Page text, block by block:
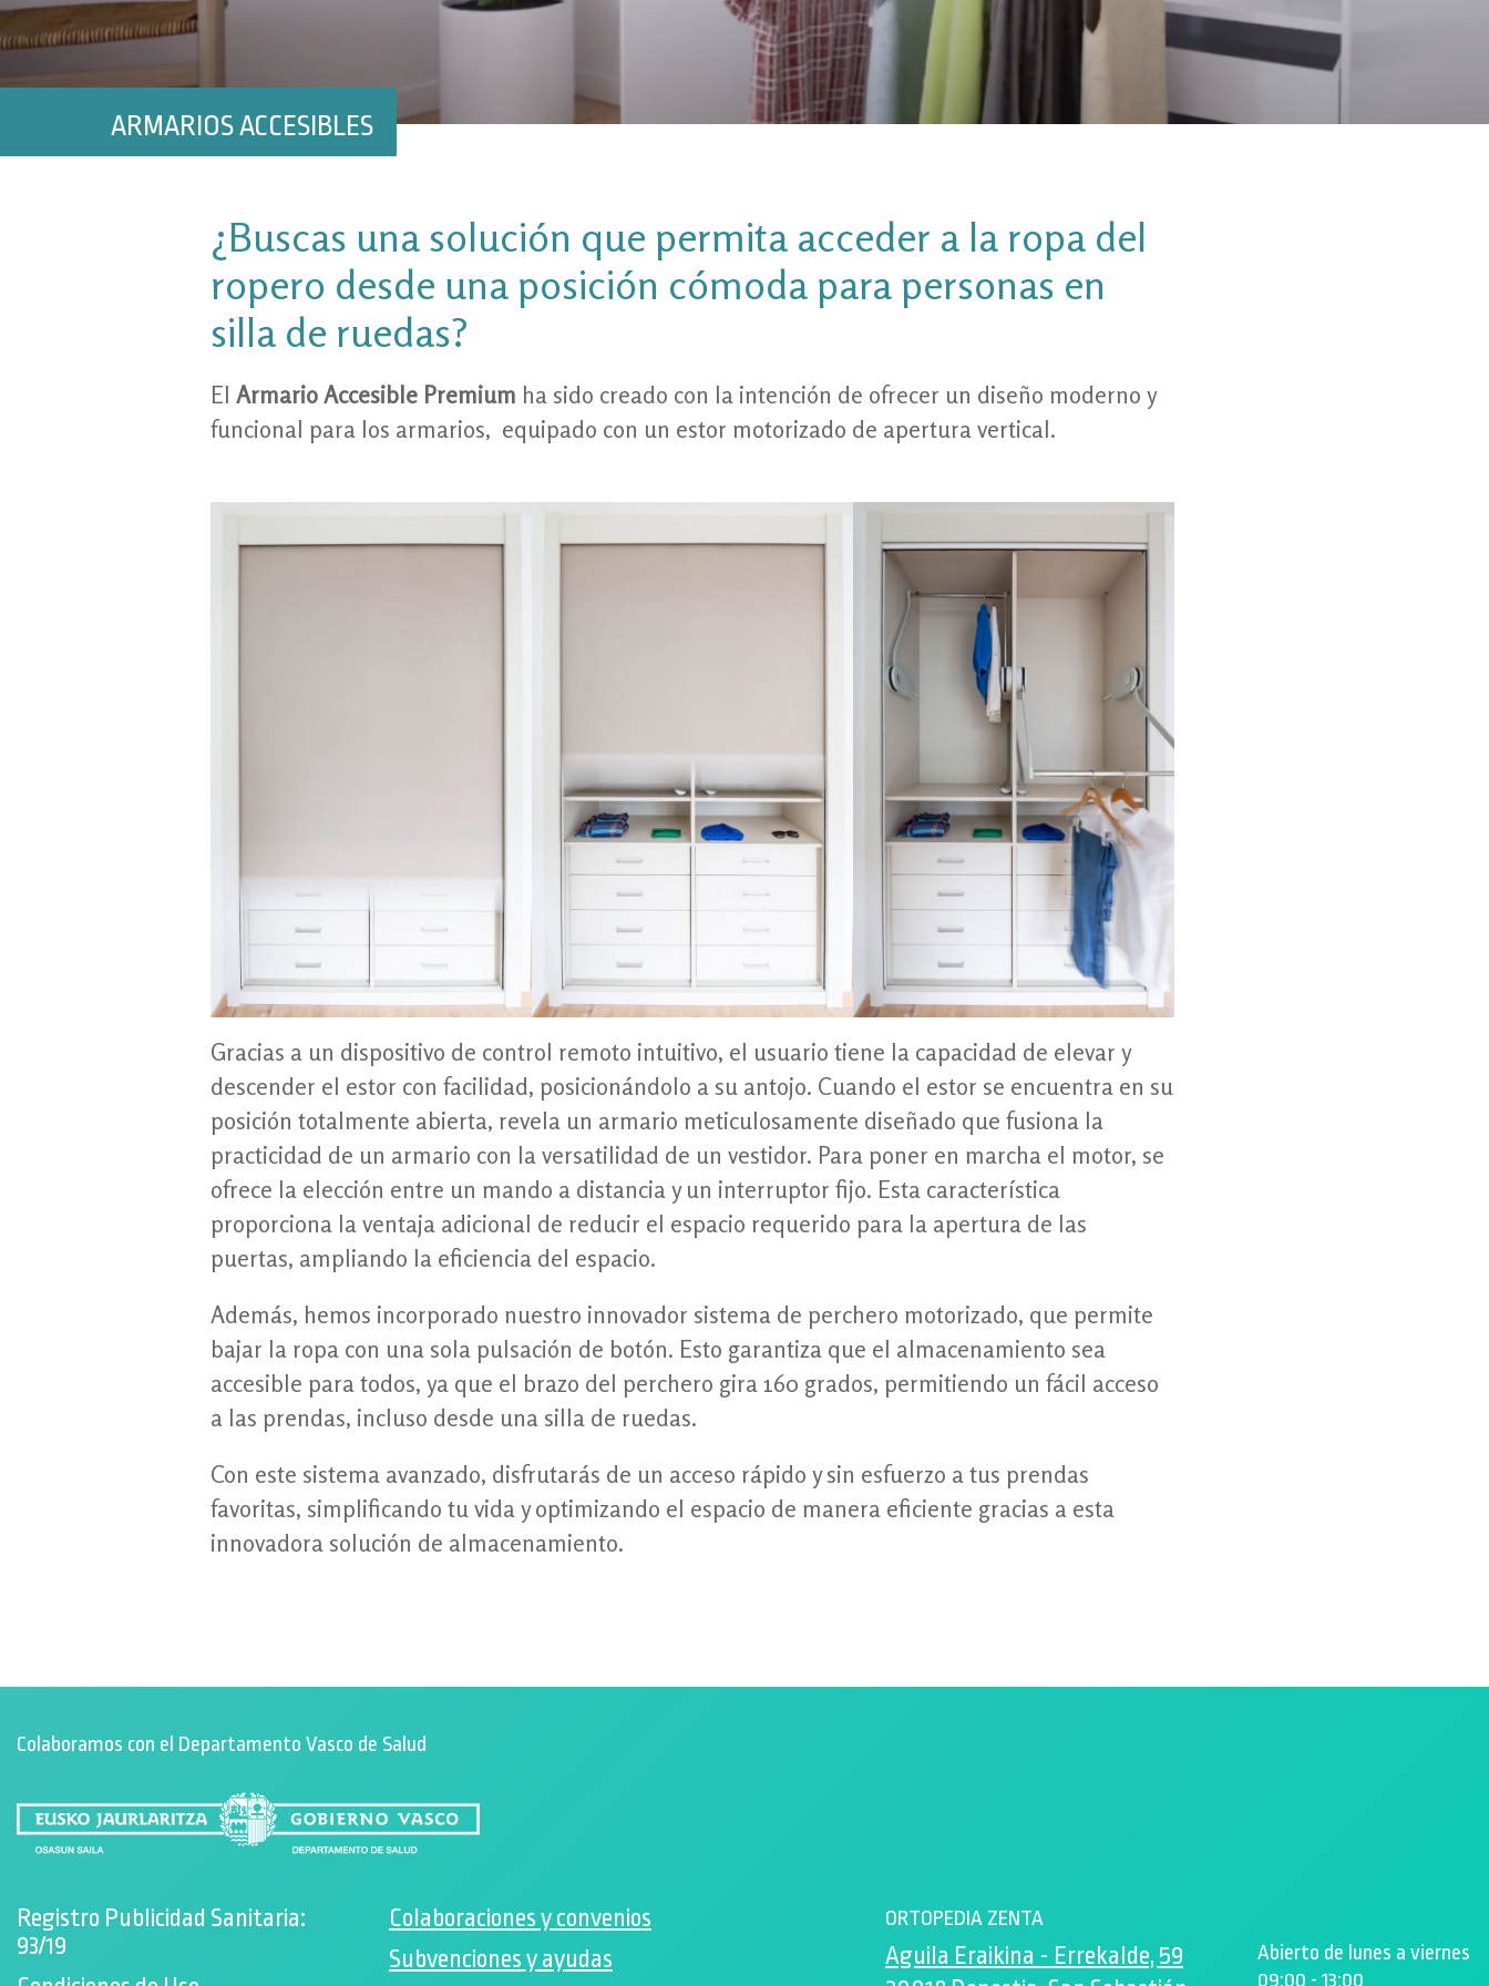
ARMARIOS ACCESIBLES
¿Buscas una solución que permita acceder a la ropa del
ropero desde una posición cómoda para personas en
silla de ruedas?
El Armario Accesible Premium ha sido creado con la intención de ofrecer un diseño moderno y
funcional para los armarios, equipado con un estor motorizado de apertura vertical.
Gracias a un dispositivo de control remoto intuitivo, el usuario tiene la capacidad de elevar y
descender el estor con facilidad, posicionándolo a su antojo. Cuando el estor se encuentra en su
posición totalmente abierta, revela un armario meticulosamente diseñado que fusiona la
practicidad de un armario con la versatilidad de un vestidor. Para poner en marcha el motor, se
ofrece la elección entre un mando a distancia y un interruptor fijo. Esta característica
proporciona la ventaja adicional de reducir el espacio requerido para la apertura de las
puertas, ampliando la eficiencia del espacio.
Además, hemos incorporado nuestro innovador sistema de perchero motorizado, que permite
bajar la ropa con una sola pulsación de botón. Esto garantiza que el almacenamiento sea
accesible para todos, ya que el brazo del perchero gira 160 grados, permitiendo un fácil acceso
a las prendas, incluso desde una silla de ruedas.
Con este sistema avanzado, disfrutarás de un acceso rápido y sin esfuerzo a tus prendas
favoritas, simplificando tu vida y optimizando el espacio de manera eficiente gracias a esta
innovadora solución de almacenamiento.
Colaboramos con el Departamento Vasco de Salud
Registro Publicidad Sanitaria:
93/19
Colaboraciones y convenios
Subvenciones y ayudas
ORTOPEDIA ZENTA
Aguila Eraikina - Errekalde, 59
Abierto de lunes a viernes
09:00 - 13:00